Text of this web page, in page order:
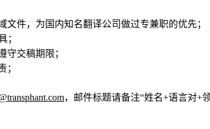
件，为国内知名翻译公司做过专兼职的优先；
；
守交稿期限；
；
，邮件标题请备注“姓名+语言对+